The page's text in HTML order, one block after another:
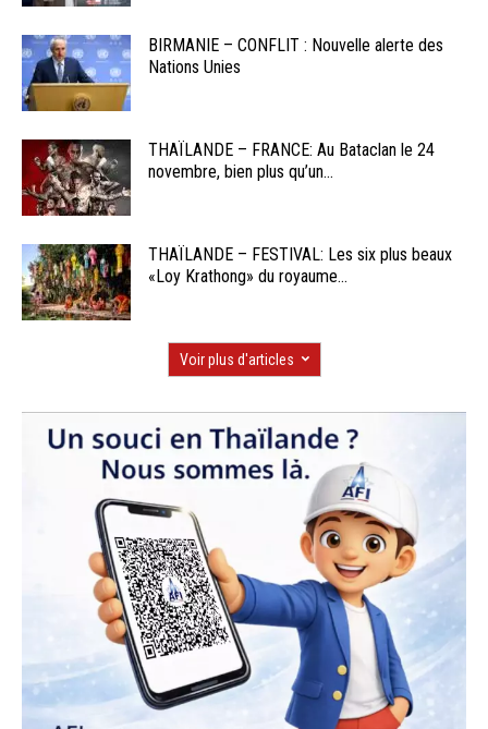
BIRMANIE – CONFLIT : Nouvelle alerte des
Nations Unies
THAÏLANDE – FRANCE: Au Bataclan le 24
novembre, bien plus qu’un...
THAÏLANDE – FESTIVAL: Les six plus beaux
«Loy Krathong» du royaume...
Voir plus d'articles